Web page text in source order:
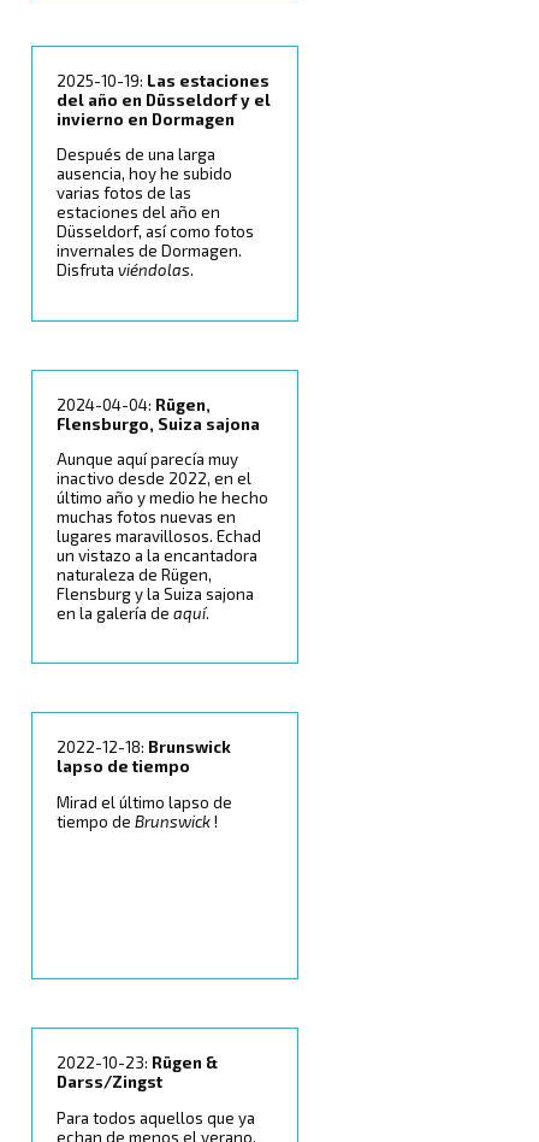
2025-10-19: Las estaciones
del año en Düsseldorf y el
invierno en Dormagen
Después de una larga
ausencia, hoy he subido
varias fotos de las
estaciones del año en
Düsseldorf, así como fotos
invernales de Dormagen.
Disfrutaviéndolas.
2024-04-04: Rügen,
Flensburgo, Suiza sajona
Aunque aquí parecía muy
inactivo desde 2022, en el
último año y medio he hecho
muchas fotos nuevas en
lugares maravillosos. Echad
un vistazo a la encantadora
naturaleza de Rügen,
Flensburg y la Suiza sajona
en la galería deaquí.
2022-12-18: Brunswick
lapso de tiempo
Mirad el último lapso de
tiempo deBrunswick!
2022-10-23: Rügen &
Darss/Zingst
Para todos aquellos que ya
echan de menos el verano,